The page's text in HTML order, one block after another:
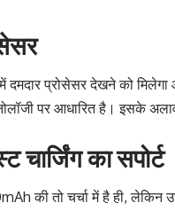
दमदार प्रोसेसर देखने को
पर आधारित है। इसके
चार्जिंग का सपोर्ट
की तो चर्चा में है ही,